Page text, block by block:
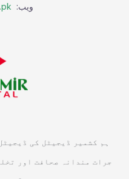
ویب:
ہم کشمیر ڈیجیٹل کی
جرات مندانہ صحافت اور